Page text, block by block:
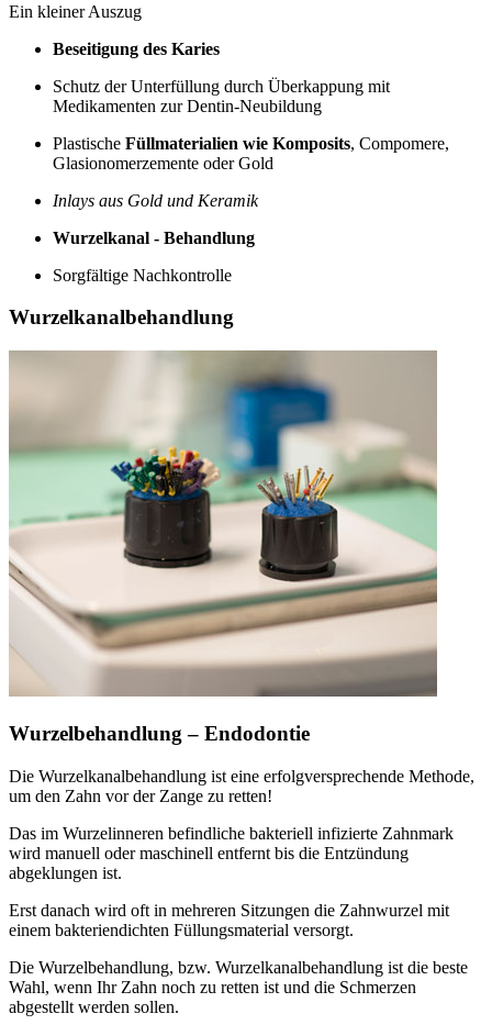
Ein kleiner Auszug
Beseitigung des Karies
Schutz der Unterfüllung durch Überkappung mit
Medikamenten zur Dentin-Neubildung
Plastische Füllmaterialien wie Komposits, Compomere,
Glasionomerzemente oder Gold
Inlays aus Gold und Keramik
Wurzelkanal - Behandlung
Sorgfältige Nachkontrolle
Wurzelkanalbehandlung
Wurzelbehandlung – Endodontie
Die Wurzelkanalbehandlung ist eine erfolgversprechende Methode,
um den Zahn vor der Zange zu retten!
Das im Wurzelinneren befindliche bakteriell infizierte Zahnmark
wird manuell oder maschinell entfernt bis die Entzündung
abgeklungen ist.
Erst danach wird oft in mehreren Sitzungen die Zahnwurzel mit
einem bakteriendichten Füllungsmaterial versorgt.
Die Wurzelbehandlung, bzw. Wurzelkanalbehandlung ist die beste
Wahl, wenn Ihr Zahn noch zu retten ist und die Schmerzen
abgestellt werden sollen.